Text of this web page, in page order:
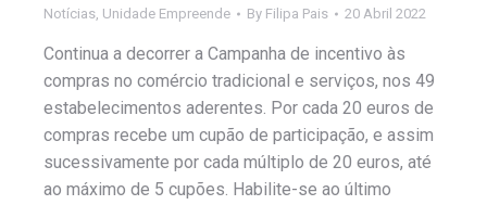
Notícias, Unidade Empreende By Filipa Pais 20 Abril 2022
Continua a decorrer a Campanha de incentivo às
compras no comércio tradicional e serviços, nos 49
estabelecimentos aderentes. Por cada 20 euros de
compras recebe um cupão de participação, e assim
sucessivamente por cada múltiplo de 20 euros, até
ao máximo de 5 cupões. Habilite-se ao último